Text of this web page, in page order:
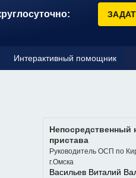
Интерактивный помощник
Непосредственный
пристава
Руководитель ОСП по
г.Омска
Васильев Виталий